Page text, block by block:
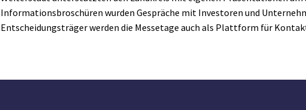
Informationsbroschüren wurden Gespräche mit Investoren und
Entscheidungsträger werden die Messetage auch als Plattform für